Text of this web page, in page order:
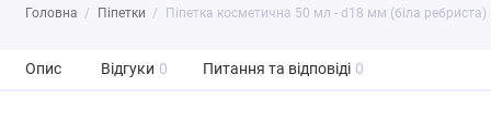
Головна Піпетки Піпетка косметична 50 мл - d18 мм (біла ребриста)
Опис Відгуки 0 Питання та відповіді 0